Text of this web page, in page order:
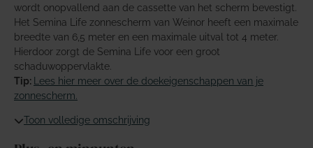
wordt onopvallend aan de cassette van het scherm bevestigt.
Het Semina Life zonnescherm van Weinor heeft een maximale
breedte van 6,5 meter en een maximale uitval tot 4 meter.
Hierdoor zorgt de Semina Life voor een groot
schaduwoppervlakte.
Tip:
Lees hier meer over de doekeigenschappen van je
zonnescherm.
Toon volledige omschrijving